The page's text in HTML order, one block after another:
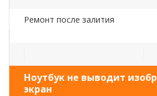
Ремонт после залития
Ноутбук не выводит
экран